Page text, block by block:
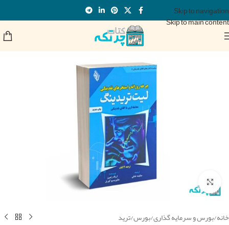
Skip to navigation
Skip to main content
برای بزرگنمایی کلیک کنید
خانه/بورس و سرمایه گذاری/بورس/ترید